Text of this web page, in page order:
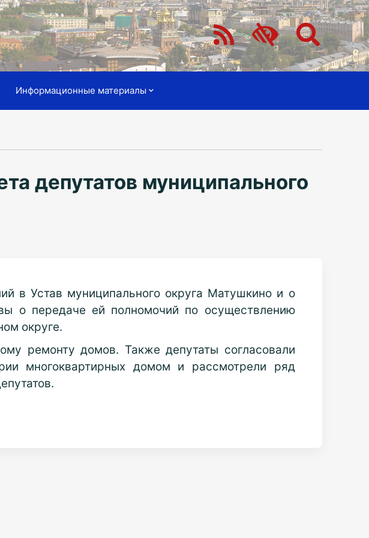
Информационные материалы
депутатов муниципального
в Устав муниципального округа Матушкино и о
о передаче ей полномочий по осуществлению
округе.
ремонту домов. Также депутаты согласовали
многоквартирных домом и рассмотрели ряд